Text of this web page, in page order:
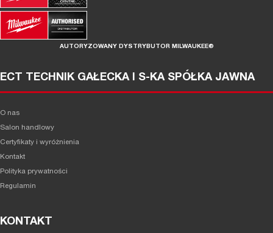
AUTORYZOWANY DYSTRYBUTOR MILWAUKEE®
ECT TECHNIK GAŁECKA I S-KA SPÓŁKA JAWNA
O nas
Salon handlowy
Certyfikaty i wyróżnienia
Kontakt
Polityka prywatności
Regulamin
KONTAKT